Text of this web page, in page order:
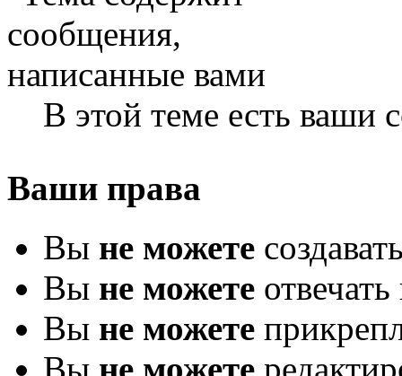
В этой теме есть ваши
Ваши права
Вы не можете
Вы не можете
Вы не можете